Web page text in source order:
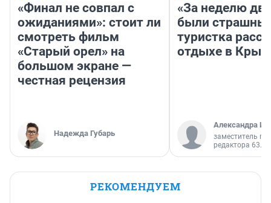
«Финал не совпал с
ожиданиями»: стоит ли
смотреть фильм
«Старый орел» на
большом экране —
честная рецензия
Надежда Губарь
«За неделю
были
туристка
отдыхе в
Александра
заместитель
редактора 63.RU
РЕКОМЕНДУЕМ